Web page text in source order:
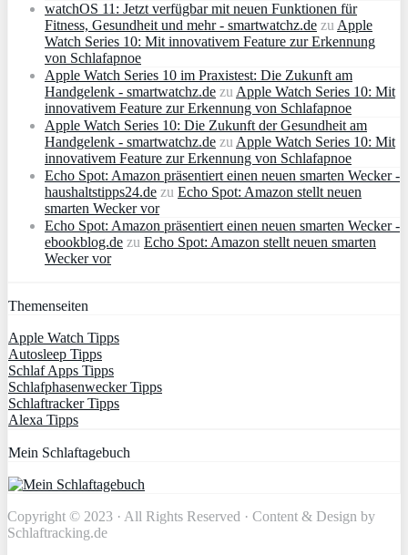
watchOS 11: Jetzt verfügbar mit neuen Funktionen für
Fitness, Gesundheit und mehr - smartwatchz.de zu Apple
Watch Series 10: Mit innovativem Feature zur Erkennung
von Schlafapnoe
Apple Watch Series 10 im Praxistest: Die Zukunft am
Handgelenk - smartwatchz.de zu Apple Watch Series 10: Mit
innovativem Feature zur Erkennung von Schlafapnoe
Apple Watch Series 10: Die Zukunft der Gesundheit am
Handgelenk - smartwatchz.de zu Apple Watch Series 10: Mit
innovativem Feature zur Erkennung von Schlafapnoe
Echo Spot: Amazon präsentiert einen neuen smarten Wecker -
haushaltstipps24.de zu Echo Spot: Amazon stellt neuen
smarten Wecker vor
Echo Spot: Amazon präsentiert einen neuen smarten Wecker -
ebookblog.de zu Echo Spot: Amazon stellt neuen smarten
Wecker vor
Themenseiten
Apple Watch Tipps
Autosleep Tipps
Schlaf Apps Tipps
Schlafphasenwecker Tipps
Schlaftracker Tipps
Alexa Tipps
Mein Schlaftagebuch
Copyright © 2023 · All Rights Reserved · Content & Design by
Schlaftracking.de